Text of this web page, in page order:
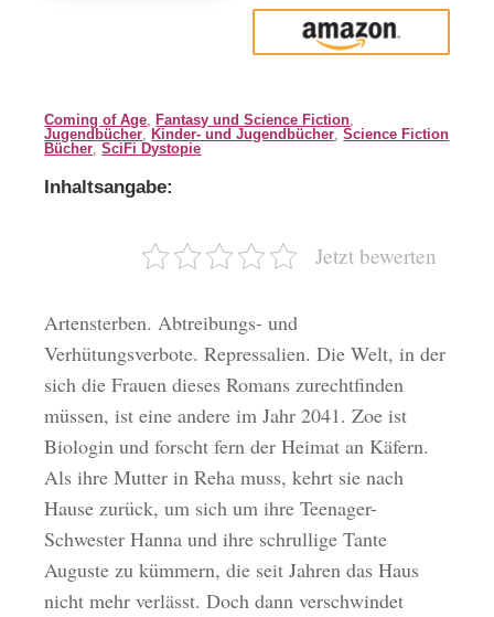
Amazon
Coming of Age, Fantasy und Science Fiction,
Jugendbücher, Kinder- und Jugendbücher,Science Fiction
Bücher,SciFi Dystopie
Inhaltsangabe:
Jetzt bewerten
Artensterben. Abtreibungs- und
Verhütungsverbote. Repressalien. Die Welt, in der
sich die Frauen dieses Romans zurechtfinden
müssen, ist eine andere im Jahr 2041. Zoe ist
Biologin und forscht fern der Heimat an Käfern.
Als ihre Mutter in Reha muss, kehrt sie nach
Hause zurück, um sich um ihre Teenager-
Schwester Hanna und ihre schrullige Tante
Auguste zu kümmern, die seit Jahren das Haus
nicht mehr verlässt. Doch dann verschwindet